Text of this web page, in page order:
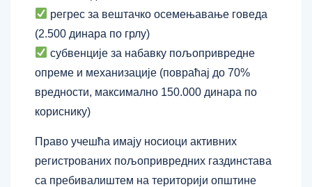
регрес за вештачко осемењавање говеда
(2.500 динара по грлу)
субвенције за набавку пољопривредне
опреме и механизације (повраћај до 70%
вредности, максимално 150.000 динара по
кориснику)
Право учешћа имају носиоци активних
регистрованих пољопривредних газдинстава
са пребивалиштем на територији општине